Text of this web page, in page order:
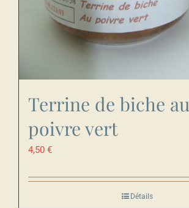
Terrine de biche au
poivre vert
4,50 €
Détails